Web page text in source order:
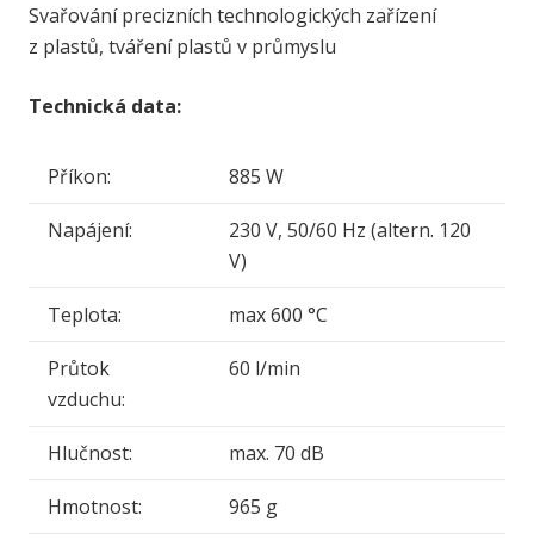
Svařování precizních technologických zařízení
z plastů, tváření plastů v průmyslu
Technická data:
Příkon: 885 W
Napájení:
230 V, 50/60 Hz (altern. 120
V)
Teplota: max 600 °C
Průtok
vzduchu:
60 l/min
Hlučnost: max. 70 dB
Hmotnost: 965 g